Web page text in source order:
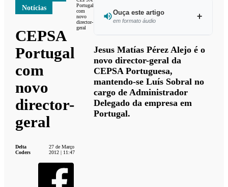
Notícias
CEPSA
Portugal
com
novo
director-
geral
Delta
Coders
27 de Março
2012 | 11:47
Ouça este artigo
em formato áudio
Ouvir este
artigo
Jesus Matías Pérez Alejo é o
novo director-geral da
CEPSA Portuguesa,
mantendo-se Luís Sobral no
cargo de Administrador
Delegado da empresa em
Portugal.